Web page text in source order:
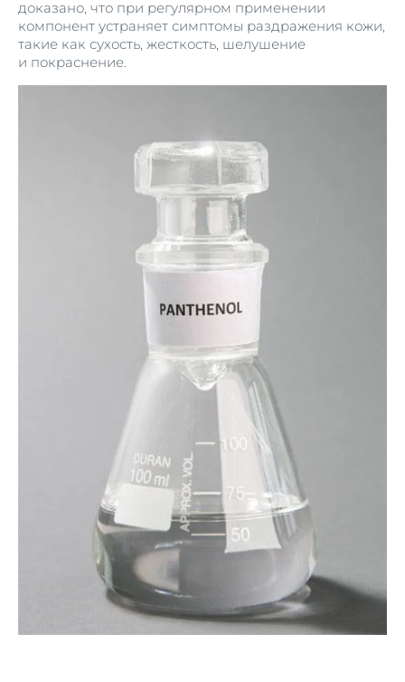
доказано, что при регулярном применении
компонент устраняет симптомы раздражения кожи,
такие как сухость, жесткость, шелушение
и покраснение.